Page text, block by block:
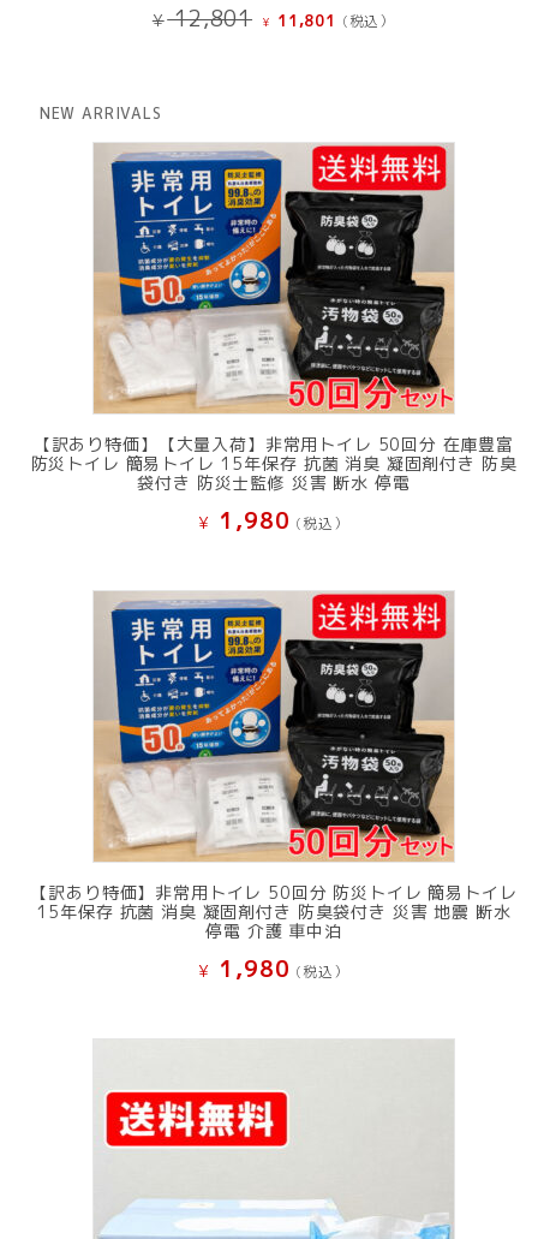
¥12,801 元
で
し
た。
¥ 11,801 現
¥ 11,801
で
す。
(税込）
NEW ARRIVALS
【訳あり特価】【大量入荷】非常用トイレ 50回分 在庫豊富
防災トイレ 簡易トイレ 15年保存 抗菌 消臭 凝固剤付き 防臭
袋付き 防災士監修 災害 断水 停電
¥ 1,980 (税込）
【訳あり特価】非常用トイレ 50回分 防災トイレ 簡易トイレ
15年保存 抗菌 消臭 凝固剤付き 防臭袋付き 災害 地震 断水
停電 介護 車中泊
¥ 1,980 (税込）